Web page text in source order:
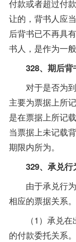
付款或者超过付
让的，背书人应
后背书已不再具
书人，是作为一
328、期后背
对于是否为到
主要为票据上所
是在票据上所记
当票据上未记载
期限内所为。
329、承兑行
由于承兑行为
相应的票据关系。
（1）承兑在
的付款委托关系